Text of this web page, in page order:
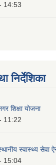
14:53
निर्देशिका
शिक्षा योजना
11:22
स्वास्थ्य सेवा
15:04